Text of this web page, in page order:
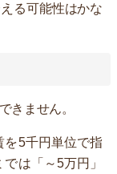
る可能性はかな
きません。
を5千円単位で指
は「～5万円」